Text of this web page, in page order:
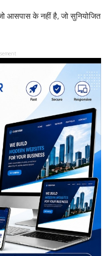
आसपास के नहीं है, जो सुनियोजित